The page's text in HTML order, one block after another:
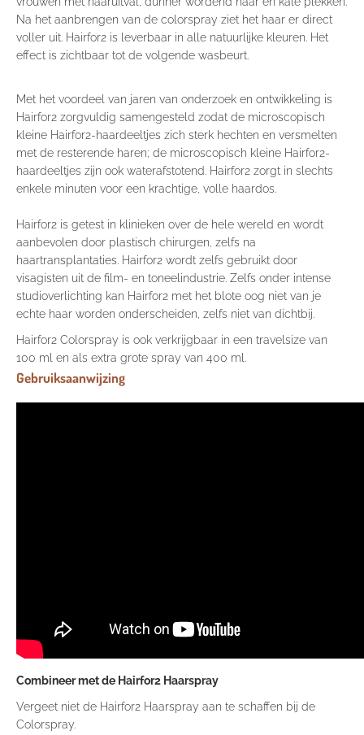
Na het aanbrengen van de colorspray ziet het haar er direct
voller uit. Hairfor2 is leverbaar in alle natuurlijke kleuren. Het
effect is zichtbaar tot de volgende wasbeurt.
Met het voordeel van jaren van onderzoek en ontwikkeling is
Hairfor2 zorgvuldig samengesteld zodat de microscopisch
kleine Hairfor2-haardeeltjes zich sterk hechten en versmelten
met de resterende haren; de microscopisch kleine Hairfor2-
haardeeltjes zijn ook waterafstotend. Hairfor2 zorgt in slechts
enkele minuten voor een krachtige, volle haardos.
Hairfor2 is getest in klinieken over de hele wereld en wordt
aanbevolen door plastisch chirurgen, zelfs na
haartransplantaties. Hairfor2 wordt zelfs gebruikt door
visagisten uit de film- en toneelindustrie. Zelfs onder intense
studioverlichting kan Hairfor2 met het blote oog niet van je
echte haar worden onderscheiden, zelfs niet van dichtbij.
Hairfor2 Colorspray is ook verkrijgbaar in een travelsize van
100 ml en als extra grote spray van 400 ml
Gebruiksaanwijzing
Combineer met de Hairfor2 Haarspray
Vergeet niet de Hairfor2 Haarspray aan te schaffen bij de
Colorspray.